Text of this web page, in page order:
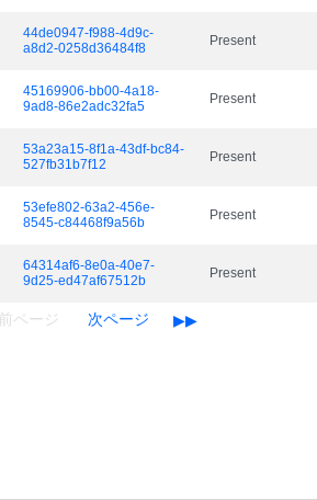
44de0947-f988-4d9c-
a8d2-0258d36484f8
Present
45169906-bb00-4a18-
9ad8-86e2adc32fa5
Present
53a23a15-8f1a-43df-bc84-
527fb31b7f12
Present
53efe802-63a2-456e-
8545-c84468f9a56b
Present
64314af6-8e0a-40e7-
9d25-ed47af67512b
Present